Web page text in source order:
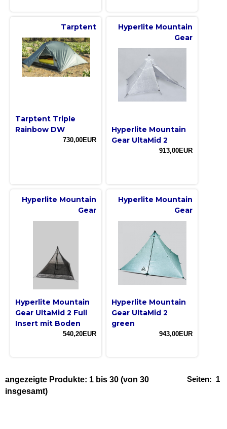
Tarptent
Tarptent Triple
Rainbow DW
730,00EUR
Hyperlite Mountain
Gear
Hyperlite Mountain
Gear UltaMid 2
913,00EUR
Hyperlite Mountain
Gear
Hyperlite Mountain
Gear UltaMid 2 Full
Insert mit Boden
540,20EUR
Hyperlite Mountain
Gear
Hyperlite Mountain
Gear UltaMid 2
green
943,00EUR
Seiten: 1
angezeigte Produkte: 1 bis 30 (von 30
insgesamt)